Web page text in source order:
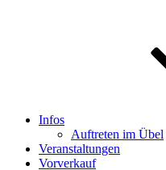
Infos
Auftreten im Übel
Veranstaltungen
Vorverkauf